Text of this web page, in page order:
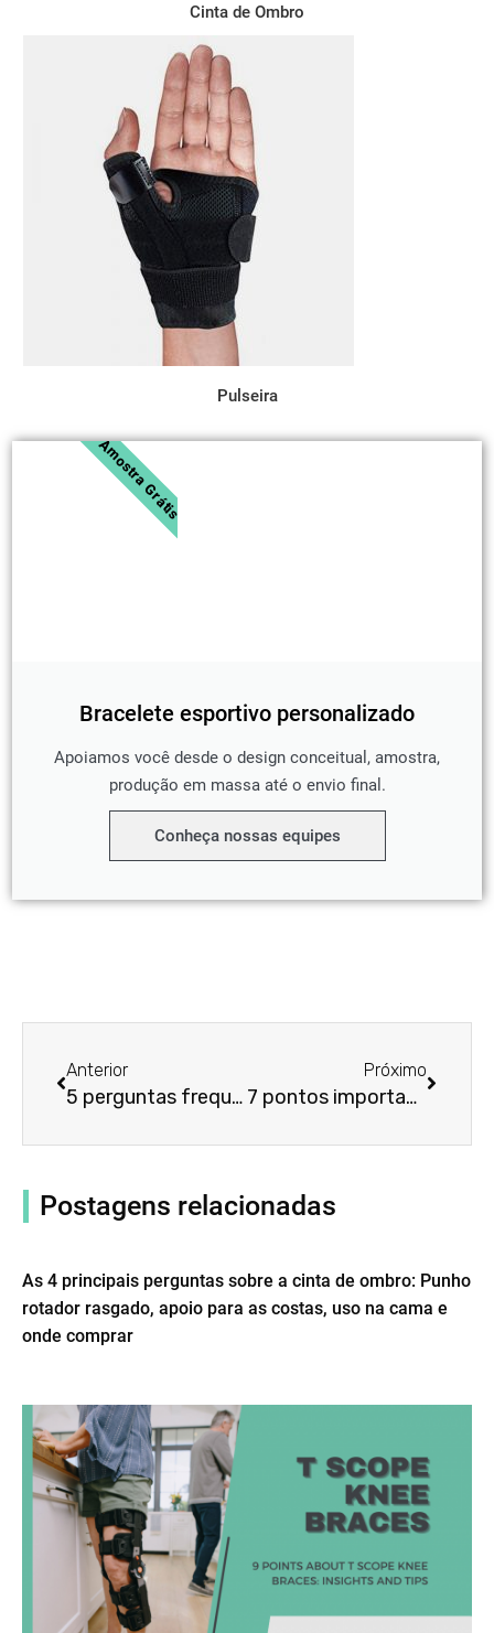
Cinta de Ombro
Pulseira
Bracelete esportivo personalizado
Apoiamos você desde o design conceitual, amostra,
produção em massa até o envio final.
Conheça nossas equipes
Amostra Grátis
Anterior
5 perguntas frequentes sobre a cinta para joelho Web: Informações e dicas
Próximo
7 pontos importantes sobre as Joelheiras CTi: Informações e dicas
Postagens relacionadas
As 4 principais perguntas sobre a cinta de ombro: Punho
rotador rasgado, apoio para as costas, uso na cama e
onde comprar